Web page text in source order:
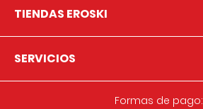
TIENDAS EROSKI
SERVICIOS
Formas de pago: